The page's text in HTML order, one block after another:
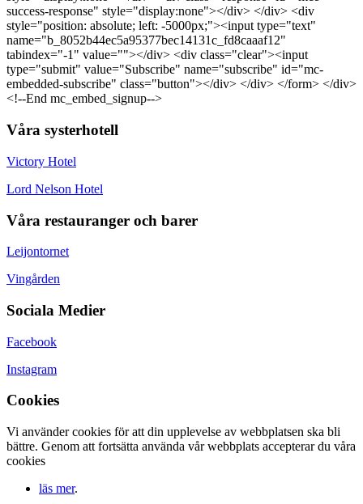
success-response" style="display:none"></div> </div> <div
style="position: absolute; left: -5000px;"><input type="text"
name="b_8052b44ec5a95377bec14131c_fd8caaaf12"
tabindex="-1" value=""></div> <div class="clear"><input
type="submit" value="Subscribe" name="subscribe" id="mc-
embedded-subscribe" class="button"></div> </div> </form> </div>
<!--End mc_embed_signup-->
Våra systerhotell
Victory Hotel
Lord Nelson Hotel
Våra restauranger och barer
Leijontornet
Vingården
Sociala Medier
Facebook
Instagram
Cookies
Vi använder cookies för att din upplevelse av webbplatsen ska bli
bättre. Genom att fortsätta använda vår webbplats accepterar du våra
cookies
läs mer.